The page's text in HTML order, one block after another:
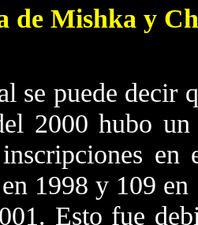
de Mishka y
se puede decir
2000 hubo
en
1998 y 109
Esto fue